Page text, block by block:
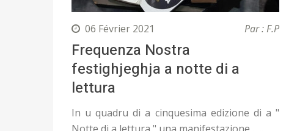
06 Février 2021 Par : F.P
Frequenza Nostra
festighjeghja a notte di a
lettura
In u quadru di a cinquesima edizione di a "